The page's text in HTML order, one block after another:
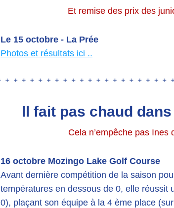
Et remise des prix des
Le 15 octobre - La Prée
Photos et résultats ici ..
Il fait pas chaud
Cela n’empêche pas Ines
16 octobre Mozingo Lake Golf Course
Avant dernière compétition de la saison
températures en dessous de 0, elle réussit
0), plaçant son équipe à la 4 ème place